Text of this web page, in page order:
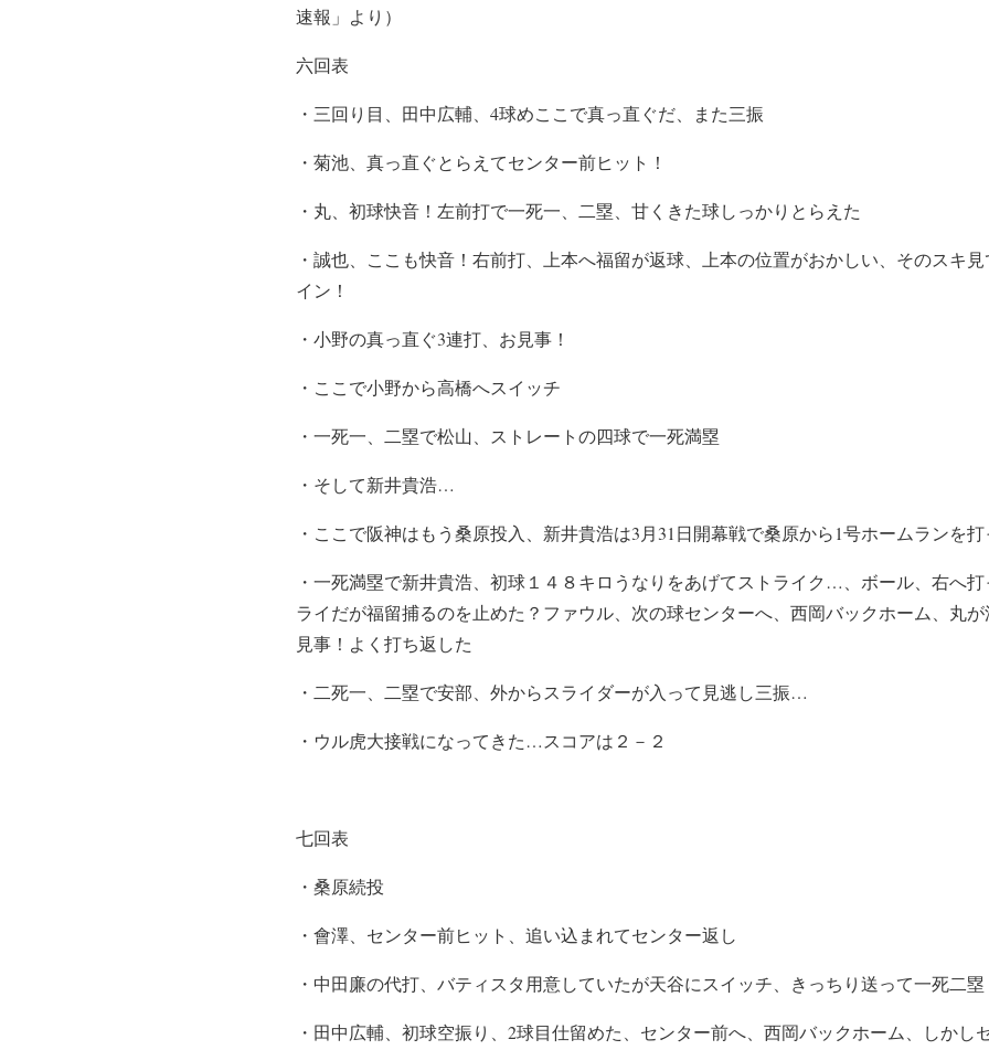
速報」より）
六回表
・三回り目、田中広輔、4球めここで真っ直ぐだ、また三振
・菊池、真っ直ぐとらえてセンター前ヒット！
・丸、初球快音！左前打で一死一、二塁、甘くきた球しっかりとらえた
・誠也、ここも快音！右前打、上本へ福留が返球、上本の位置がおかしい、そのスキ
イン！
・小野の真っ直ぐ3連打、お見事！
・ここで小野から高橋へスイッチ
・一死一、二塁で松山、ストレートの四球で一死満塁
・そして新井貴浩…
・ここで阪神はもう桑原投入、新井貴浩は3月31日開幕戦で桑原から1号ホームランを
・一死満塁で新井貴浩、初球１４８キロうなりをあげてストライク…、ボール、右へ
ライだが福留捕るのを止めた？ファウル、次の球センターへ、西岡バックホーム、丸
見事！よく打ち返した
・二死一、二塁で安部、外からスライダーが入って見逃し三振…
・ウル虎大接戦になってきた…スコアは２－２
七回表
・桑原続投
・會澤、センター前ヒット、追い込まれてセンター返し
・中田廉の代打、バティスタ用意していたが天谷にスイッチ、きっちり送って一死二塁
・田中広輔、初球空振り、2球目仕留めた、センター前へ、西岡バックホーム、しかし